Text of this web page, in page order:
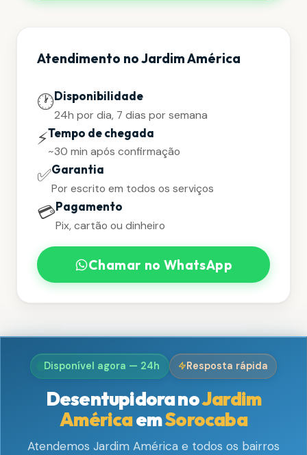
Atendimento no Jardim América
🕐Disponibilidade
24h por dia, 7 dias por semana
⚡Tempo de chegada
~30 min após confirmação
✅Garantia
Por escrito em todos os serviços
💳Pagamento
Pix, cartão ou dinheiro
Chamar no WhatsApp
Disponível agora — 24h Resposta rápida
Desentupidora noJardim
AméricaemSorocaba
Atendemos Jardim América e todos os bairros